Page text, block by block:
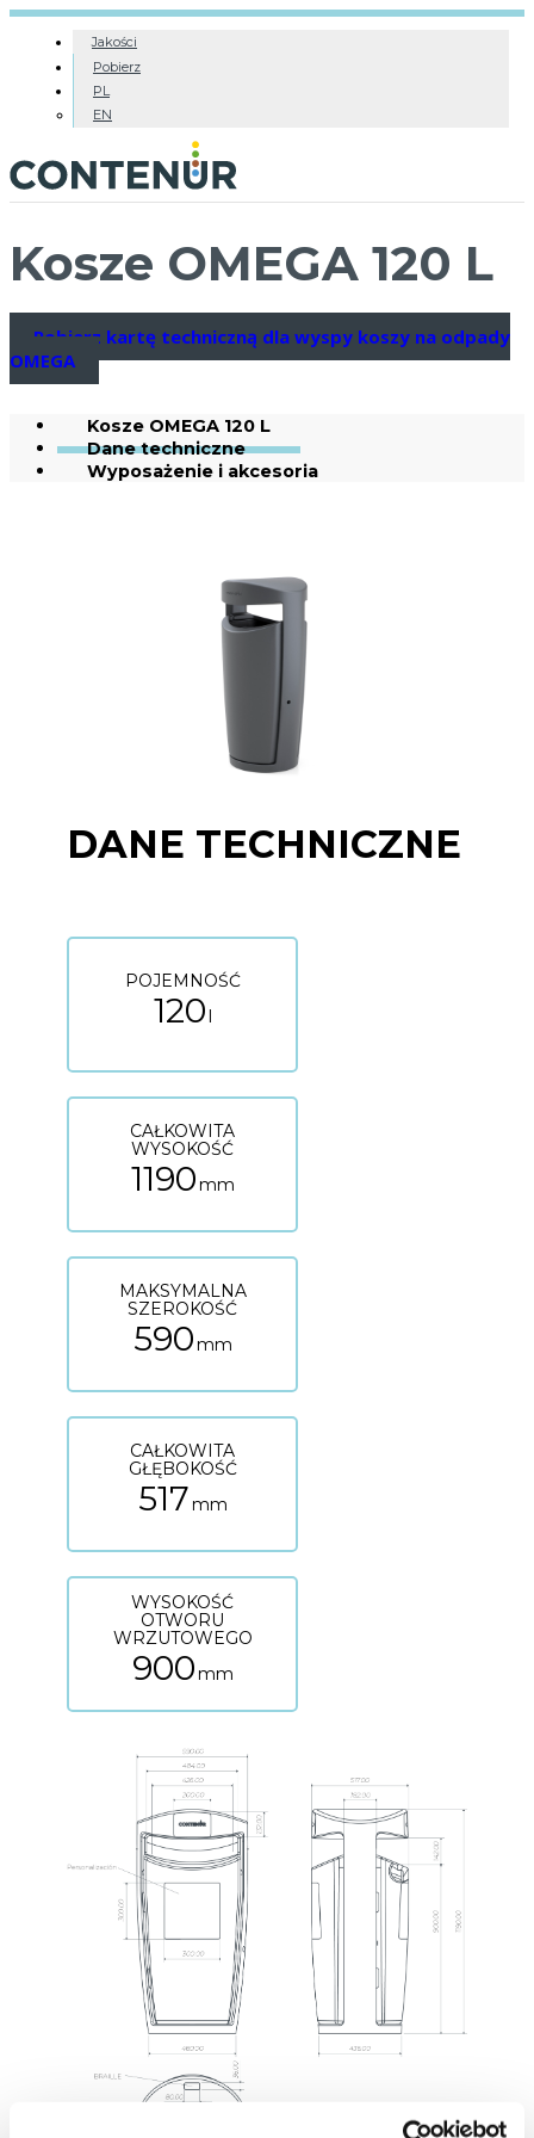
Jakości
Pobierz
PL
EN
Kosze OMEGA 120 L
Pobierz kartę techniczną dla wyspy koszy na odpady
OMEGA
Kosze OMEGA 120 L
Dane techniczne
Wyposażenie i akcesoria
DANE TECHNICZNE
POJEMNOŚĆ
120l
CAŁKOWITA
WYSOKOŚĆ
1190mm
MAKSYMALNA
SZEROKOŚĆ
590mm
CAŁKOWITA
GŁĘBOKOŚĆ
517mm
WYSOKOŚĆ
OTWORU
WRZUTOWEGO
900mm